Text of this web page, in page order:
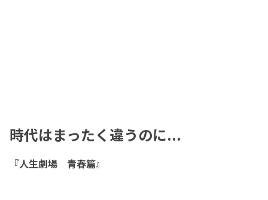
時代はまったく違うのに...
『人生劇場 青春篇』